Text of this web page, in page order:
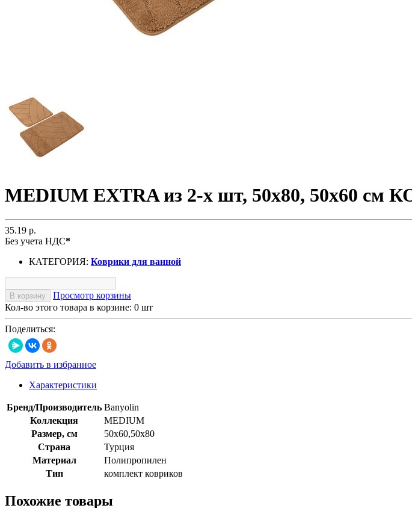
MEDIUM EXTRA из 2-х шт, 50х80, 50х60
35.19 р.
Без учета НДС*
КАТЕГОРИЯ: Коврики для ванной
В корзину
Просмотр корзины
Кол-во этого товара в корзине: 0 шт
Поделиться:
Добавить в избранное
Характеристики
Бренд/Производитель Banyolin
Коллекция
MEDIUM
Размер, см
50x60,50х80
Страна
Турция
Материал
Полипропилен
Тип
комплект ковриков
Похожие товары